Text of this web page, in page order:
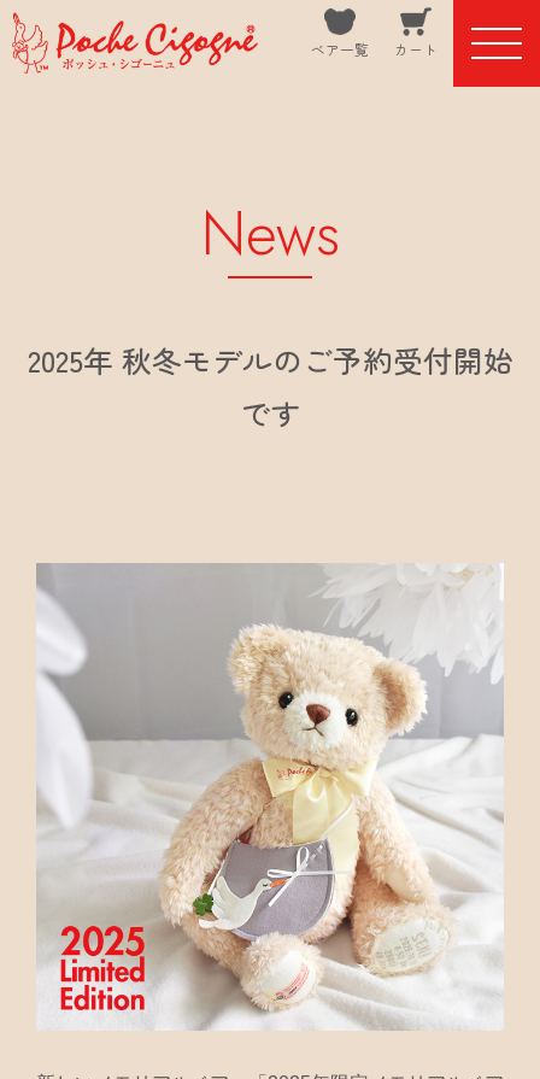
ベア一覧 カート
News
2025年 秋冬モデルのご予約受付開始
です